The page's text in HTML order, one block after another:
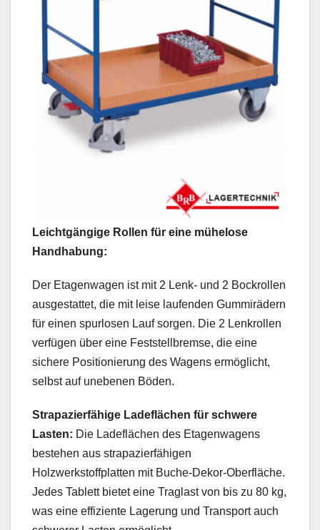
Leichtgängige Rollen für eine mühelose
Handhabung:
Der Etagenwagen ist mit 2 Lenk- und 2 Bockrollen
ausgestattet, die mit leise laufenden Gummirädern
für einen spurlosen Lauf sorgen. Die 2 Lenkrollen
verfügen über eine Feststellbremse, die eine
sichere Positionierung des Wagens ermöglicht,
selbst auf unebenen Böden.
Strapazierfähige Ladeflächen für schwere
Lasten: Die Ladeflächen des Etagenwagens
bestehen aus strapazierfähigen
Holzwerkstoffplatten mit Buche-Dekor-Oberfläche.
Jedes Tablett bietet eine Traglast von bis zu 80 kg,
was eine effiziente Lagerung und Transport auch